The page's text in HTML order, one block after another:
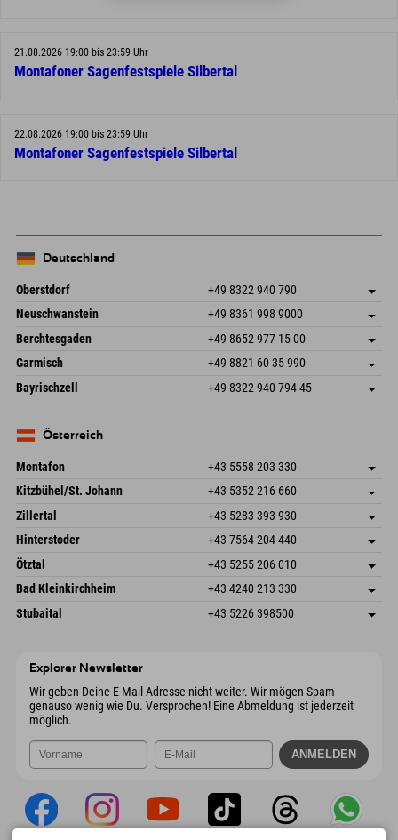
21.08.2026 19:00 bis 23:59 Uhr
Montafoner Sagenfestspiele Silbertal
22.08.2026 19:00 bis 23:59 Uhr
Montafoner Sagenfestspiele Silbertal
Deutschland
Oberstdorf +49 8322 940 790
An der Breitach 3
Deutschland
Adresse speichern
Buchen
Neuschwanstein +49 8361 998 9000
An der Riese 45
87484 Nesselwang im Allgäu
Deutschland
Adresse speichern
Anreiseinfos
Buchen
Berchtesgaden +49 8652 977 15 00
Hofreitstr. 7
Deutschland
Adresse speichern
Buchen
Garmisch +49 8821 60 35 990
Frickenstraße 22
82490 Farchant
Adresse speichern
Anreiseinfos
Bayrischzell +49 8322 940 794 45
Deutschland
Österreich
Montafon +43 5558 203 330
Dorfstr. 127b
6793 Gaschurn/Montafon
Österreich
Adresse speichern
Buchen
Kitzbühel/St. Johann +43 5352 216 660
Speckbacherstraße 87
6380 St. Johann in Tirol
Österreich
Adresse speichern
Anreiseinfos
Buchen
Zillertal +43 5283 393 930
Schmiedau 2
Österreich
Adresse speichern
Buchen
Hinterstoder +43 7564 204 440
Freizeitpark 10
4573 Hinterstoder
Österreich
Adresse speichern
Anreiseinfos
Buchen
Ötztal +43 5255 206 010
Gscheat 14
Österreich
Adresse speichern
Buchen
Bad Kleinkirchheim +43 4240 213 330
Dorfstraße 24
9546 Bad Kleinkirchheim
Adresse speichern
Anreiseinfos
Stubaital +43 5226 398500
Explorer Newsletter
Wir geben Deine E-Mail-Adresse nicht weiter. Wir mögen Spam
genauso wenig wie Du. Versprochen! Eine Abmeldung ist jederzeit
möglich.